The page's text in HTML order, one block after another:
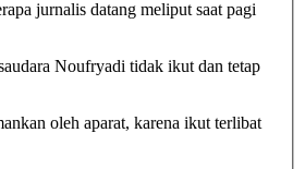
jurnalis datang meliput saat pagi
Noufryadi tidak ikut dan tetap